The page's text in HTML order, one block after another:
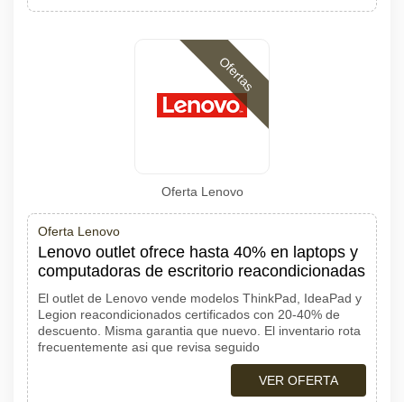
Ofertas
Oferta Lenovo
Oferta Lenovo
Lenovo outlet ofrece hasta 40% en laptops y
computadoras de escritorio reacondicionadas
El outlet de Lenovo vende modelos ThinkPad, IdeaPad y
Legion reacondicionados certificados con 20-40% de
descuento. Misma garantia que nuevo. El inventario rota
frecuentemente asi que revisa seguido
VER OFERTA